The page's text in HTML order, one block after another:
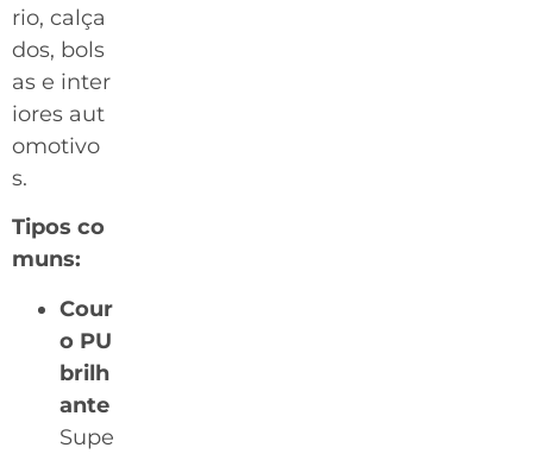
rio, calça
dos, bols
as e inter
iores aut
omotivo
s.
Tipos co
muns:
Cour
o PU
brilh
ante
Supe